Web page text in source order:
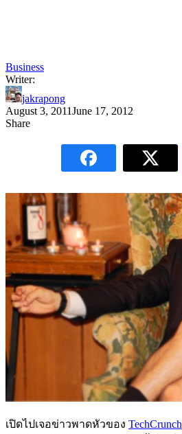
Business
Writer:
jakrapong
August 3, 2011June 17, 2012
Share
เปิดไปเจอข่าวพาดหัวของ TechCrunch